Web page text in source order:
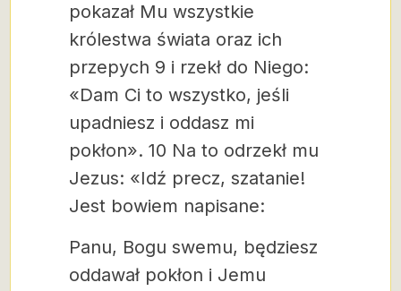
pokazał Mu wszystkie
królestwa świata oraz ich
przepych 9 i rzekł do Niego:
«Dam Ci to wszystko, jeśli
upadniesz i oddasz mi
pokłon». 10 Na to odrzekł mu
Jezus: «Idź precz, szatanie!
Jest bowiem napisane:
Panu, Bogu swemu, będziesz
oddawał pokłon i Jemu